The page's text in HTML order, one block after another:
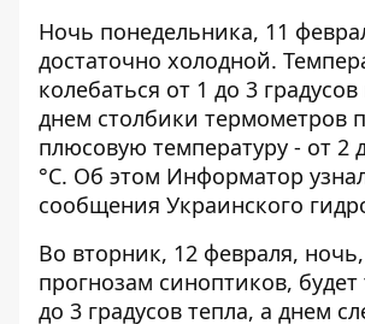
Ночь понедельника, 11
достаточно холодной.
колебаться от 1 до 3
днем столбики термометров
плюсовую температуру - от 2
°C. Об этом Информатор
сообщения Украинского
Во вторник, 12 февраля,
прогнозам синоптиков, будет
до 3 градусов тепла, а днем